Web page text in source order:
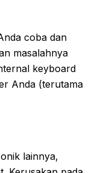
coba dan
masalahnya
keyboard
Anda (terutama
lainnya,